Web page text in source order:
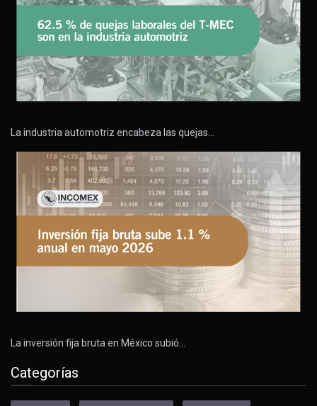
La industria automotriz encabeza las quejas…
La inversión fija bruta en México subió…
Categorías